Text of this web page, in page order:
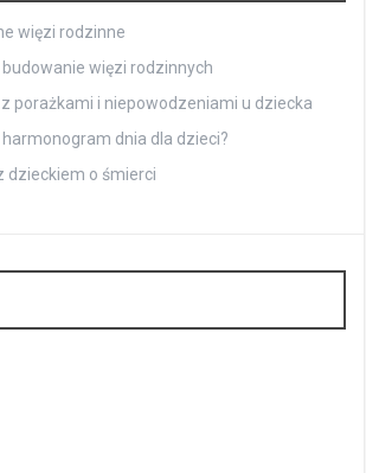
więzi rodzinne
więzi rodzinnych
porażkami i niepowodzeniami u dziecka
dnia dla dzieci?
dzieckiem o śmierci